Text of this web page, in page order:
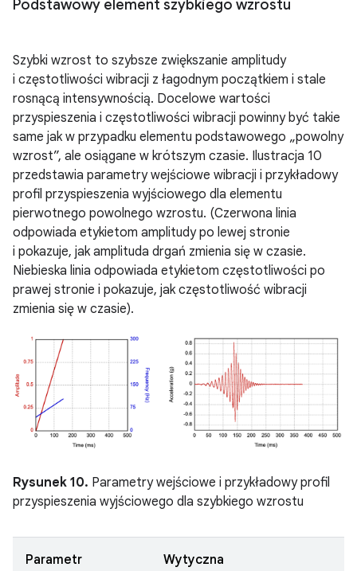
Podstawowy element szybkiego wzrostu
Szybki wzrost to szybsze zwiększanie amplitudy
i częstotliwości wibracji z łagodnym początkiem i stale
rosnącą intensywnością. Docelowe wartości
przyspieszenia i częstotliwości wibracji powinny być takie
same jak w przypadku elementu podstawowego „powolny
wzrost”, ale osiągane w krótszym czasie. Ilustracja 10
przedstawia parametry wejściowe wibracji i przykładowy
profil przyspieszenia wyjściowego dla elementu
pierwotnego powolnego wzrostu. (Czerwona linia
odpowiada etykietom amplitudy po lewej stronie
i pokazuje, jak amplituda drgań zmienia się w czasie.
Niebieska linia odpowiada etykietom częstotliwości po
prawej stronie i pokazuje, jak częstotliwość wibracji
zmienia się w czasie).
Rysunek 10. Parametry wejściowe i przykładowy profil
przyspieszenia wyjściowego dla szybkiego wzrostu
Parametr Wytyczna